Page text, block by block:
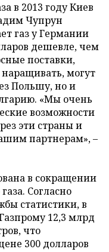
в 2013 году Киев
Чупрун
газ у Германии
дешевле, чем
поставки,
могут
Польшу, но и
«Мы очень
возможности
эти страны и
партнерам», –
в сокращении
Согласно
статистики, в
12,3 млрд
что
300 долларов